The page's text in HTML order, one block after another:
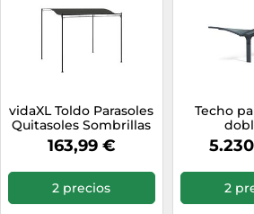
vidaXL Toldo Parasoles
Quitasoles Sombrillas
Piscina Playa Terraza
Solarium Balcón Casa
Bricolaje Gris
Antracita 3x2,4 cm
163,99 €
2 precios
Techo
- T 4,95
2